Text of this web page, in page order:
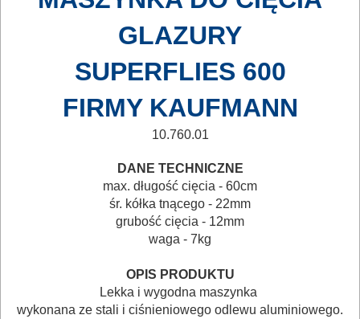
MAGAZYNOWANIE
TRANSPORTOWANIE
POMIAROWE
MASZYNKI
URZĄDZENIA
GLAZURY
SUPERFLIES 600
FIRMY KAUFMANN
10.760.01
DANE TECHNICZNE
max. długość cięcia - 60cm
śr. kółka tnącego - 22mm
grubość cięcia - 12mm
waga - 7kg
OPIS PRODUKTU
Lekka i wygodna maszynka
wykonana ze stali i ciśnieniowego odlewu aluminiowego.